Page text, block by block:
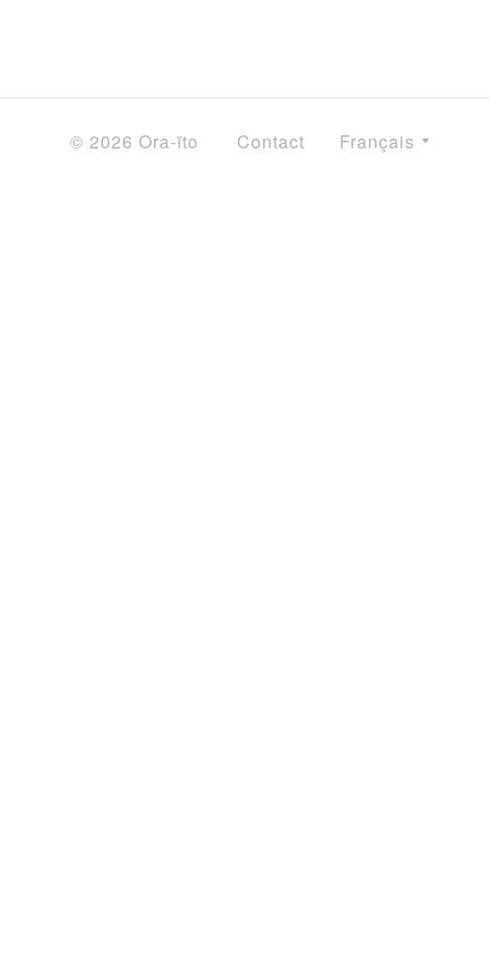
© 2026 Ora-ïto Contact Français